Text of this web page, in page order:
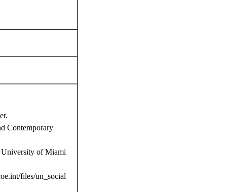
Contemporary
University of Miami
files/un_social